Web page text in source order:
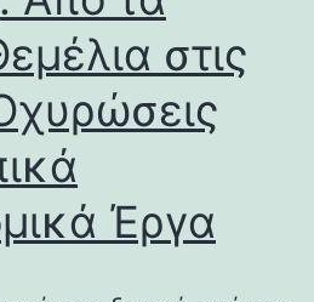
στις
Έργα